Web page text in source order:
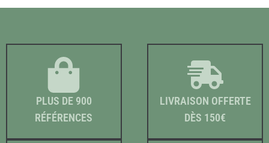
PLUS DE 900
RÉFÉRENCES
LIVRAISON OFFERTE
DÈS 150€